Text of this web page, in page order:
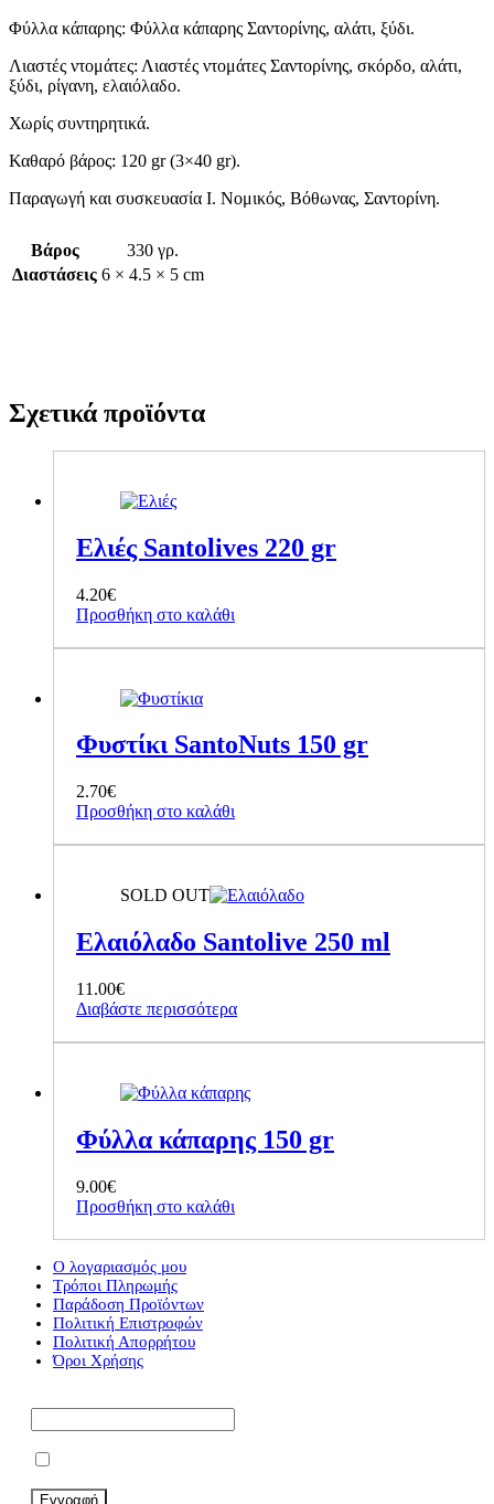
Φύλλα κάπαρης: Φύλλα κάπαρης Σαντορίνης, αλάτι, ξύδι.
Λιαστές ντομάτες: Λιαστές ντομάτες Σαντορίνης, σκόρδο, αλάτι,
ξύδι, ρίγανη, ελαιόλαδο.
Χωρίς συντηρητικά.
Καθαρό βάρος: 120 gr (3×40 gr).
Παραγωγή και συσκευασία Ι. Νομικός, Βόθωνας, Σαντορίνη.
Βάρος
330 γρ.
Διαστάσεις 6 × 4.5 × 5 cm
Σχετικά προϊόντα
Ελιές Santolives 220 gr
4.20€
Προσθήκη στο καλάθι
Φυστίκι SantoNuts 150 gr
2.70€
Προσθήκη στο καλάθι
SOLD OUT
Ελαιόλαδο Santolive 250 ml
11.00€
Διαβάστε περισσότερα
Φύλλα κάπαρης 150 gr
9.00€
Προσθήκη στο καλάθι
Ο λογαριασμός μου
Τρόποι Πληρωμής
Παράδοση Προϊόντων
Πολιτική Επιστροφών
Πολιτική Απορρήτου
Όροι Χρήσης